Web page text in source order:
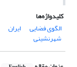
کلیدواژه‌ها
الگوی فضایی
ایران
شهرنشینی